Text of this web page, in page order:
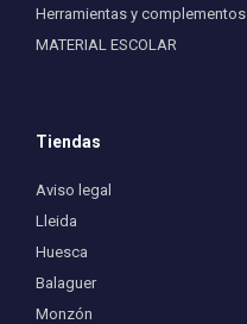
Herramientas y complementos
MATERIAL ESCOLAR
Tiendas
Aviso legal
Lleida
Huesca
Balaguer
Monzón